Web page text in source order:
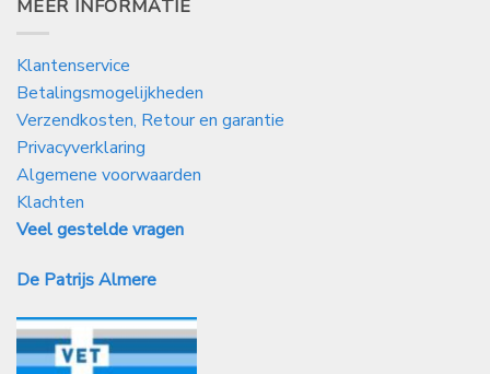
MEER INFORMATIE
Klantenservice
Betalingsmogelijkheden
Verzendkosten, Retour en garantie
Privacyverklaring
Algemene voorwaarden
Klachten
Veel gestelde vragen
De Patrijs Almere